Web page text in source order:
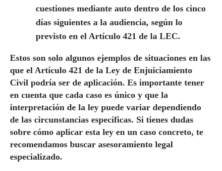
cuestiones mediante auto dentro de los cinco
días siguientes a la audiencia, según lo
previsto en el Artículo 421 de la LEC.
Estos son solo algunos ejemplos de situaciones en las
que el Artículo 421 de la Ley de Enjuiciamiento
Civil podría ser de aplicación. Es importante tener
en cuenta que cada caso es único y que la
interpretación de la ley puede variar dependiendo
de las circunstancias específicas. Si tienes dudas
sobre cómo aplicar esta ley en un caso concreto, te
recomendamos buscar asesoramiento legal
especializado.